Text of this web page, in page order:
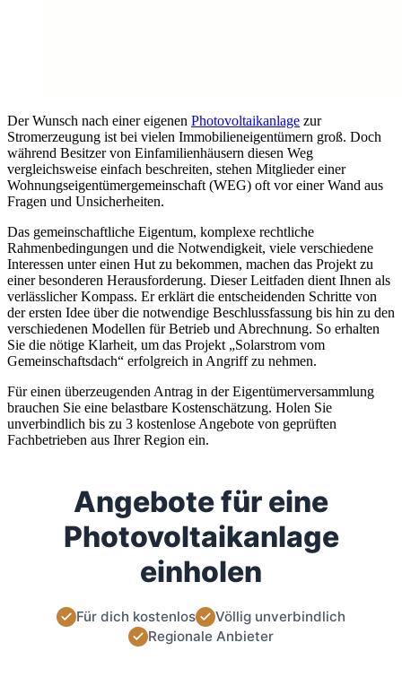
Der Wunsch nach einer eigenen Photovoltaikanlage zur
Stromerzeugung ist bei vielen Immobilieneigentümern groß. Doch
während Besitzer von Einfamilienhäusern diesen Weg
vergleichsweise einfach beschreiten, stehen Mitglieder einer
Wohnungseigentümergemeinschaft (WEG) oft vor einer Wand aus
Fragen und Unsicherheiten.
Das gemeinschaftliche Eigentum, komplexe rechtliche
Rahmenbedingungen und die Notwendigkeit, viele verschiedene
Interessen unter einen Hut zu bekommen, machen das Projekt zu
einer besonderen Herausforderung. Dieser Leitfaden dient Ihnen als
verlässlicher Kompass. Er erklärt die entscheidenden Schritte von
der ersten Idee über die notwendige Beschlussfassung bis hin zu den
verschiedenen Modellen für Betrieb und Abrechnung. So erhalten
Sie die nötige Klarheit, um das Projekt „Solarstrom vom
Gemeinschaftsdach“ erfolgreich in Angriff zu nehmen.
Für einen überzeugenden Antrag in der Eigentümerversammlung
brauchen Sie eine belastbare Kostenschätzung. Holen Sie
unverbindlich bis zu 3 kostenlose Angebote von geprüften
Fachbetrieben aus Ihrer Region ein.
Angebote für eine
Photovoltaikanlage
einholen
Für dich kostenlos
Völlig unverbindlich
Regionale Anbieter